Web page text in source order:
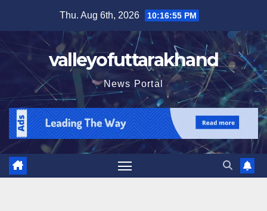
content
Thu. Aug 6th, 2026 10:16:57 PM
valleyofuttarakhand
News Portal